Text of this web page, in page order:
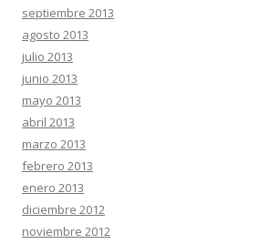
septiembre 2013
agosto 2013
julio 2013
junio 2013
mayo 2013
abril 2013
marzo 2013
febrero 2013
enero 2013
diciembre 2012
noviembre 2012